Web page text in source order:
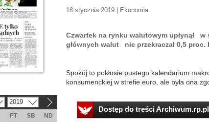
18 stycznia 2019 | Ekonomia
Czwartek na rynku walutowym upłynął
głównych walut nie przekraczał 0,5 proc.
Spokój to pokłosie pustego kalendarium
konsumenckiej w strefie euro, ale była ona
Dostęp do treści Archiwum.rp.pl
2019
PT SB
ND